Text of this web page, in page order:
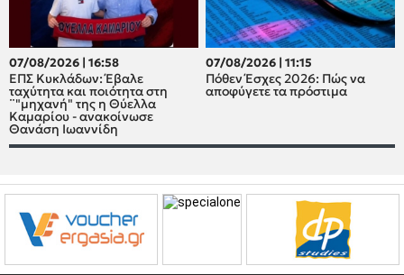
07/08/2026 | 16:58
ΕΠΣ Κυκλάδων: Έβαλε
ταχύτητα και ποιότητα στη
¨"μηχανή" της η Θύελλα
Καμαρίου - ανακοίνωσε
Θανάση Ιωαννίδη
07/08/2026 | 11:15
Πόθεν Έσχες 2026: Πώς να
αποφύγετε τα πρόστιμα